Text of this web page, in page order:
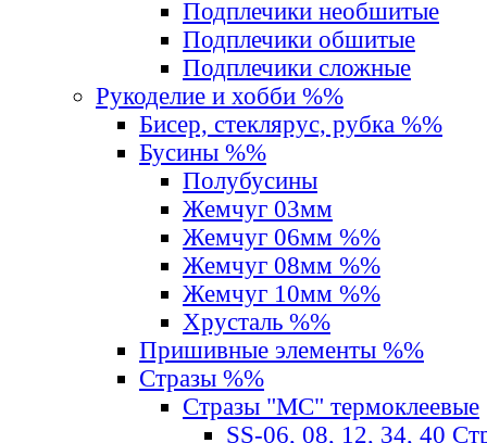
Подплечики необшитые
Подплечики обшитые
Подплечики сложные
Рукоделие и хобби %%
Бисер, стеклярус, рубка %%
Бусины %%
Полубусины
Жемчуг 03мм
Жемчуг 06мм %%
Жемчуг 08мм %%
Жемчуг 10мм %%
Хрусталь %%
Пришивные элементы %%
Стразы %%
Стразы "MС" термоклеевые
SS-06, 08, 12, 34, 40